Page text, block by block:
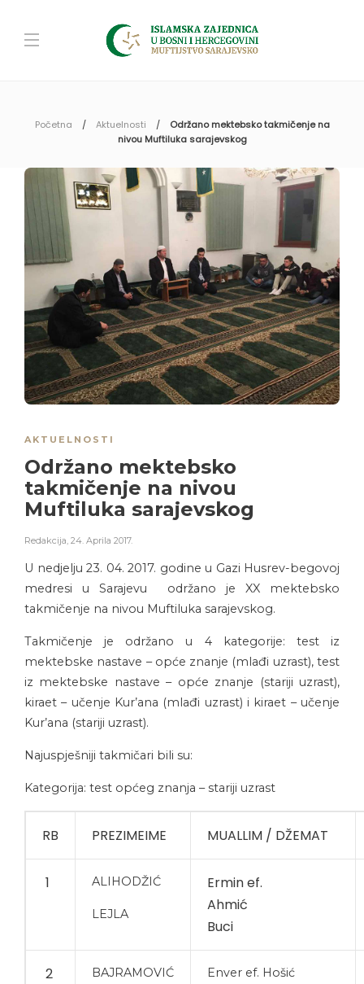
Početna Aktuelnosti
Održano mektebsko takmičenje na
nivou Muftiluka sarajevskog
AKTUELNOSTI
Održano mektebsko
takmičenje na nivou
Muftiluka sarajevskog
Redakcija, 24. Aprila 2017.
U nedjelju 23. 04. 2017. godine u Gazi Husrev-begovoj
medresi u Sarajevu održano je XX mektebsko
takmičenje na nivou Muftiluka sarajevskog.
Takmičenje je održano u 4 kategorije: test iz
mektebske nastave – opće znanje (mlađi uzrast), test
iz mektebske nastave – opće znanje (stariji uzrast),
kiraet – učenje Kur’ana (mlađi uzrast) i kiraet – učenje
Kur’ana (stariji uzrast).
Najuspješniji takmičari bili su:
Kategorija: test općeg znanja – stariji uzrast
RB PREZIMEIME MUALLIM / DŽEMAT
1 ALIHODŽIĆ
LEJLA
Ermin ef.
Ahmić
Buci
2 BAJRAMOVIĆ Enver ef. Hošić